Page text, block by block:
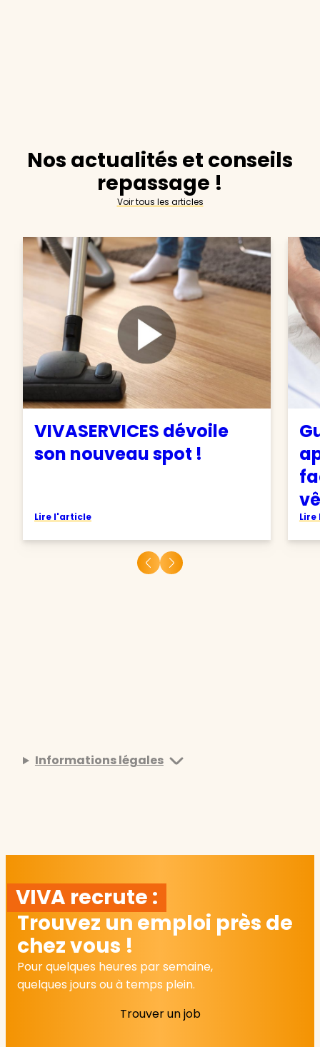
Nos actualités et conseils
repassage !
Voir tous les articles
VIVASERVICES dévoile
son nouveau spot !
Lire l'article
Informations légales
VIVA recrute :
Trouvez un emploi près de
chez vous !
Pour quelques heures par semaine,
quelques jours ou à temps plein.
Trouver un job